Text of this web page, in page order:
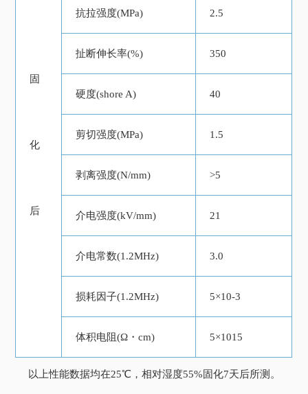
固
化
后
抗拉强度(MPa) 2.5
扯断伸长率(%) 350
硬度(shore A) 40
剪切强度(MPa) 1.5
剥离强度(N/mm) >5
介电强度(kV/mm) 21
介电常数(1.2MHz) 3.0
损耗因子(1.2MHz) 5×10-3
体积电阻(Ω・cm) 5×1015
以上性能数据均在25℃，相对湿度55%固化7天后所测。